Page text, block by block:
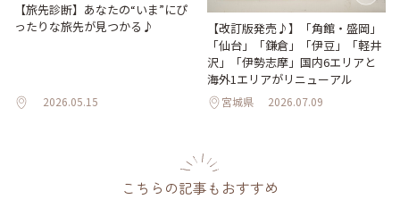
【旅先診断】あなたの“いま”にぴ
ったりな旅先が見つかる♪
2026.05.15
【改訂版発売♪】「角館・盛岡」
「仙台」「鎌倉」「伊豆」「軽井
沢」「伊勢志摩」国内6エリアと
海外1エリアがリニューアル
宮城県 2026.07.09
こちらの記事もおすすめ